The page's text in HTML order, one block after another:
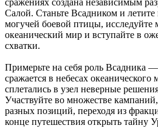
Салой. Станьте Всадником и летите
могучей боевой птицы, исследуйте
океанический мир и вступайте в
схватки.
Примерьте на себя роль Всадника
сражается в небесах океанического
сплетались в узел неверные
Участвуйте во множестве
разных позиций, переходя из
конце путешествия открыть тайну